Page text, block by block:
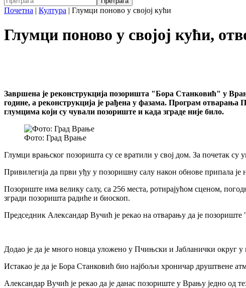
Почетна | Култура | Глумци поново у својој кући
Глумци поново у својој кући,
Завршена је реконструкција позоришта "Бора Станковић" у
године, а реконструкција је рађена у фазама. Програм
глумцима који су чували позориште и када зграде није било.
Фото: Град Врање
Глумци врањског позоришта су се вратили у свој дом. За почетак су
Привилегија да први уђу у позоришну салу након обнове припала је
Позориште има велику салу, са 256 места, ротирајућом сценом,
згради позоришта радиће и биоскоп.
Председник Александар Вучић је рекао на отварању да је
Додао је да је много новца уложено у Пчињски и Јабланички округ
Истакао је да је Бора Станковић био најбољи хроничар друштвене
Александар Вучић је рекао да је данас позориште у Врању једно од